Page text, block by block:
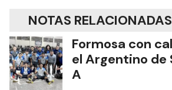
NOTAS RELACIONADAS
Formosa con
el Argentino de
A